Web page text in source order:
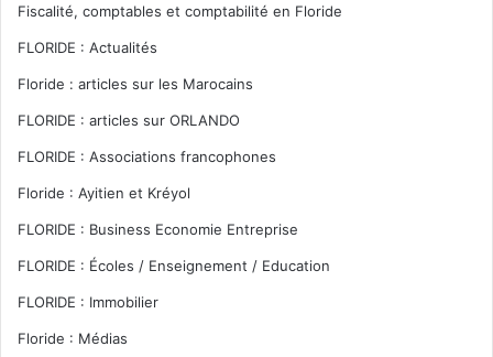
Fiscalité, comptables et comptabilité en Floride
FLORIDE : Actualités
Floride : articles sur les Marocains
FLORIDE : articles sur ORLANDO
FLORIDE : Associations francophones
Floride : Ayitien et Kréyol
FLORIDE : Business Economie Entreprise
FLORIDE : Écoles / Enseignement / Education
FLORIDE : Immobilier
Floride : Médias